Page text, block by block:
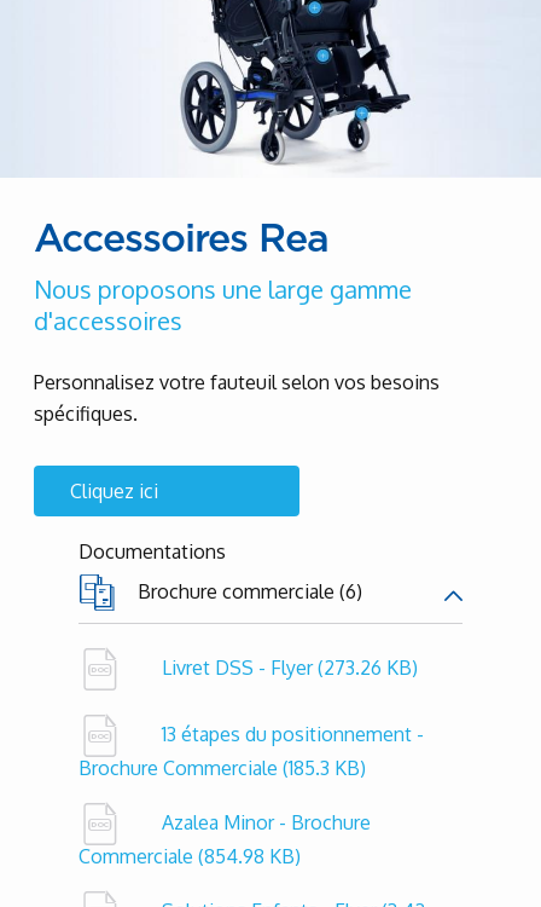
Accessoires Rea
Nous proposons une large gamme
d'accessoires
Personnalisez votre fauteuil selon vos besoins
spécifiques.
Cliquez ici
Documentations
Brochure commerciale (6)
Livret DSS - Flyer(273.26 KB)
13 étapes du positionnement -
Brochure Commerciale (185.3 KB)
Azalea Minor - Brochure
Commerciale (854.98 KB)